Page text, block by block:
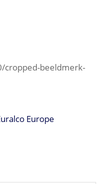
cropped-beeldmerk-
Europe